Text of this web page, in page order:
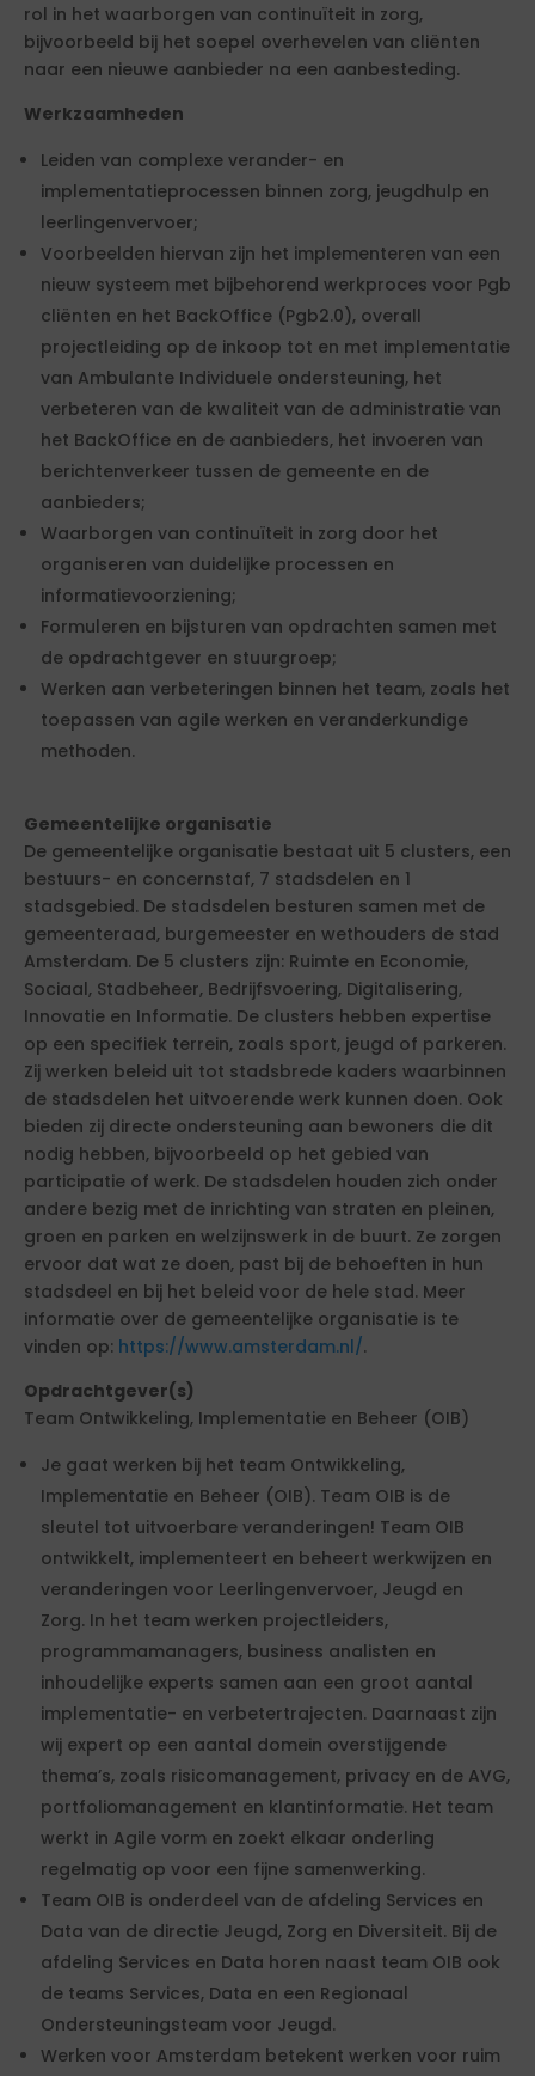
rol in het waarborgen van continuïteit in zorg,
bijvoorbeeld bij het soepel overhevelen van cliënten
naar een nieuwe aanbieder na een aanbesteding.
Werkzaamheden
Leiden van complexe verander- en
implementatieprocessen binnen zorg, jeugdhulp en
leerlingenvervoer;
Voorbeelden hiervan zijn het implementeren van een
nieuw systeem met bijbehorend werkproces voor Pgb
cliënten en het BackOffice (Pgb2.0), overall
projectleiding op de inkoop tot en met implementatie
van Ambulante Individuele ondersteuning, het
verbeteren van de kwaliteit van de administratie van
het BackOffice en de aanbieders, het invoeren van
berichtenverkeer tussen de gemeente en de
aanbieders;
Waarborgen van continuïteit in zorg door het
organiseren van duidelijke processen en
informatievoorziening;
Formuleren en bijsturen van opdrachten samen met
de opdrachtgever en stuurgroep;
Werken aan verbeteringen binnen het team, zoals het
toepassen van agile werken en veranderkundige
methoden.
Gemeentelijke organisatie
De gemeentelijke organisatie bestaat uit 5 clusters, een
bestuurs- en concernstaf, 7 stadsdelen en 1
stadsgebied. De stadsdelen besturen samen met de
gemeenteraad, burgemeester en wethouders de stad
Amsterdam. De 5 clusters zijn: Ruimte en Economie,
Sociaal, Stadbeheer, Bedrijfsvoering, Digitalisering,
Innovatie en Informatie. De clusters hebben expertise
op een specifiek terrein, zoals sport, jeugd of parkeren.
Zij werken beleid uit tot stadsbrede kaders waarbinnen
de stadsdelen het uitvoerende werk kunnen doen. Ook
bieden zij directe ondersteuning aan bewoners die dit
nodig hebben, bijvoorbeeld op het gebied van
participatie of werk. De stadsdelen houden zich onder
andere bezig met de inrichting van straten en pleinen,
groen en parken en welzijnswerk in de buurt. Ze zorgen
ervoor dat wat ze doen, past bij de behoeften in hun
stadsdeel en bij het beleid voor de hele stad. Meer
informatie over de gemeentelijke organisatie is te
vinden op: https://www.amsterdam.nl/.
Opdrachtgever(s)
Team Ontwikkeling, Implementatie en Beheer (OIB)
Je gaat werken bij het team Ontwikkeling,
Implementatie en Beheer (OIB). Team OIB is de
sleutel tot uitvoerbare veranderingen! Team OIB
ontwikkelt, implementeert en beheert werkwijzen en
veranderingen voor Leerlingenvervoer, Jeugd en
Zorg. In het team werken projectleiders,
programmamanagers, business analisten en
inhoudelijke experts samen aan een groot aantal
implementatie- en verbetertrajecten. Daarnaast zijn
wij expert op een aantal domein overstijgende
thema’s, zoals risicomanagement, privacy en de AVG,
portfoliomanagement en klantinformatie. Het team
werkt in Agile vorm en zoekt elkaar onderling
regelmatig op voor een fijne samenwerking.
Team OIB is onderdeel van de afdeling Services en
Data van de directie Jeugd, Zorg en Diversiteit. Bij de
afdeling Services en Data horen naast team OIB ook
de teams Services, Data en een Regionaal
Ondersteuningsteam voor Jeugd.
Werken voor Amsterdam betekent werken voor ruim